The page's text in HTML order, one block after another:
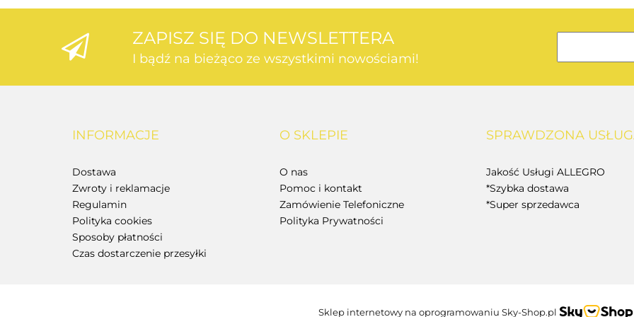
BOSCH
ZAPISZ SIĘ DO NEWSLETTERA
I bądź na bieżąco ze wszystkimi nowościami!
INFORMACJE
Dostawa
Zwroty i reklamacje
Regulamin
Polityka cookies
Sposoby płatności
Czas dostarczenie przesyłki
O SKLEPIE
O nas
Pomoc i kontakt
Zamówienie Telefoniczne
Polityka Prywatności
SPRAWDZONA
Jakość Usługi ALLEGRO
*Szybka dostawa
*Super sprzedawca
Sklep internetowy na oprogramowaniu Sky-Shop.pl